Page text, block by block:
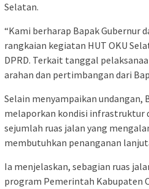
Selatan.
“Kami berharap Bapak Gubernur
rangkaian kegiatan HUT OKU
DPRD. Terkait tanggal
arahan dan pertimbangan dari
Selain menyampaikan undangan,
melaporkan kondisi infrastruktur
sejumlah ruas jalan yang
membutuhkan penanganan
Ia menjelaskan, sebagian ruas
program Pemerintah Kabupaten